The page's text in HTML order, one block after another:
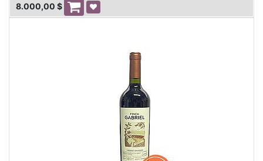
8.000,00 $